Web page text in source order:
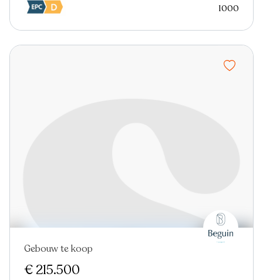
1000
Nieuw
Gebouw te koop
€ 215.500